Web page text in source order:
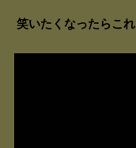
笑いたくなったらこれ